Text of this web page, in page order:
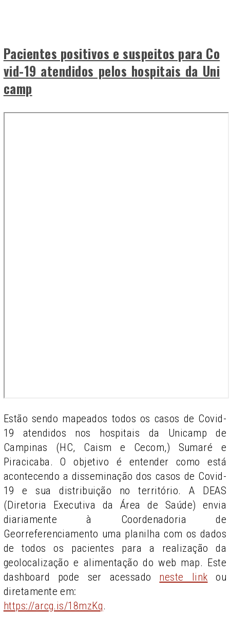
Pacientes positivos e suspeitos para Co
vid-19 atendidos pelos hospitais da Uni
camp
Estão sendo mapeados todos os casos de Covid-
19 atendidos nos hospitais da Unicamp de
Campinas (HC, Caism e Cecom,) Sumaré e
Piracicaba. O objetivo é entender como está
acontecendo a disseminação dos casos de Covid-
19 e sua distribuição no território. A DEAS
(Diretoria Executiva da Área de Saúde) envia
diariamente à Coordenadoria de
Georreferenciamento uma planilha com os dados
de todos os pacientes para a realização da
geolocalização e alimentação do web map. Este
dashboard pode ser acessado neste link ou
diretamente em:
https://arcg.is/18mzKq.